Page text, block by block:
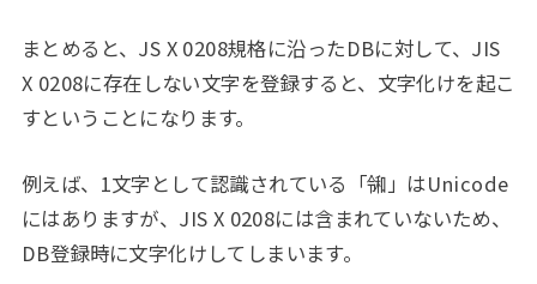
まとめると、JS X 0208規格に沿ったDBに対して、JIS
X 0208に存在しない文字を登録すると、文字化けを起こ
すということになります。
例えば、1文字として認識されている「㋿」はUnicode
にはありますが、JIS X 0208には含まれていないため、
DB登録時に文字化けしてしまいます。